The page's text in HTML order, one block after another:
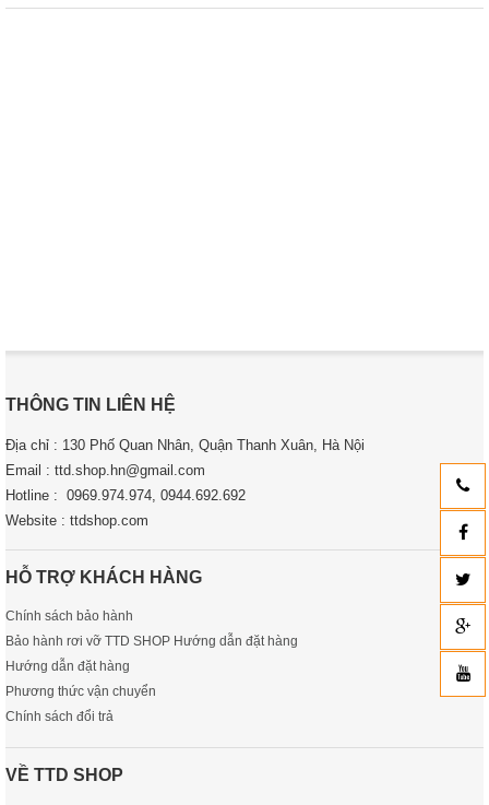
THÔNG TIN LIÊN HỆ
Địa chỉ : 130 Phố Quan Nhân, Quận Thanh Xuân, Hà Nội
Email : ttd.shop.hn@gmail.com
Hotline : 0969.974.974, 0944.692.692
Website : ttdshop.com
HỖ TRỢ KHÁCH HÀNG
Chính sách bảo hành
Bảo hành rơi vỡ TTD SHOP Hướng dẫn đặt hàng
Hướng dẫn đặt hàng
Phương thức vận chuyển
Chính sách đổi trả
VỀ TTD SHOP